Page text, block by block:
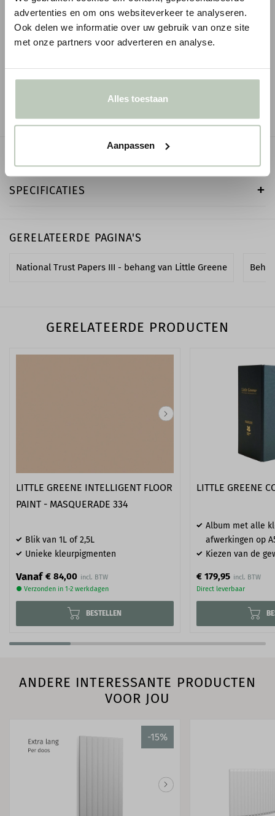
advertenties en om ons websiteverkeer te analyseren.
Ook delen we informatie over uw gebruik van onze site
met onze partners voor adverteren en analyse.
Alles toestaan
Aanpassen
ORAC WANDLIJST PX103
€ 5,55 p/m
● Voor 10.15 uur besteld, vandaag verzonden
ORAC WANDLIJST
€ 10,51
● Voor 10.15 uur besteld,
SPECIFICATIES
GERELATEERDE PAGINA'S
National Trust Papers III - behang van Little Greene
GERELATEERDE PRODUCTEN
LITTLE GREENE INTELLIGENT FLOOR
PAINT - MASQUERADE 334
Blik van 1L of 2,5L
Unieke kleurpigmenten
Vanaf € 84,00
● Verzonden in 1-2 werkdagen
BESTELLEN
LITTLE GREENE
Album met alle
afwerkingen op
Kiezen van de
€ 179,95
Direct leverbaar
ANDERE INTERESSANTE PRODUCTEN
VOOR JOU
-15%